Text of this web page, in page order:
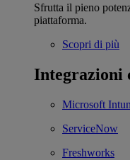
Sfrutta il pieno
piattaforma.
Scopri di più
Integrazioni
Microsoft
ServiceNow
Freshworks